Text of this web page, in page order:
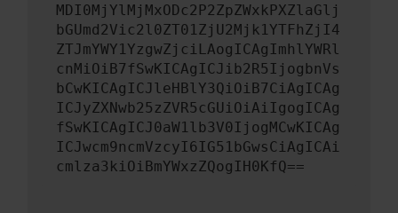
MDI0MjYlMjMxODc2P2ZpZWxkPXZlaGlj
bGUmd2Vic2l0ZT01ZjU2Mjk1YTFhZjI4
ZTJmYWY1YzgwZjciLAogICAgImhlYWRl
cnMiOiB7fSwKICAgICJib2R5IjogbnVs
bCwKICAgICJleHBlY3QiOiB7CiAgICAg
ICJyZXNwb25zZVR5cGUiOiAiIgogICAg
fSwKICAgICJ0aW1lb3V0IjogMCwKICAg
ICJwcm9ncmVzcyI6IG51bGwsCiAgICAi
cmlza3kiOiBmYWxzZQogIH0KfQ==